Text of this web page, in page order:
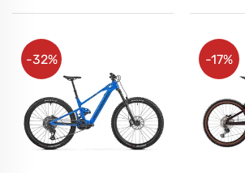
-32% -17%